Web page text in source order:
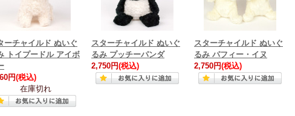
ーチャイルド ぬいぐ
トイプードル アイボ
円(税込)
在庫切れ
スターチャイルド ぬいぐ
るみ プッチーパンダ
2,750円(税込)
スターチャイルド ぬいぐ
るみ パフィー・イヌ
2,750円(税込)